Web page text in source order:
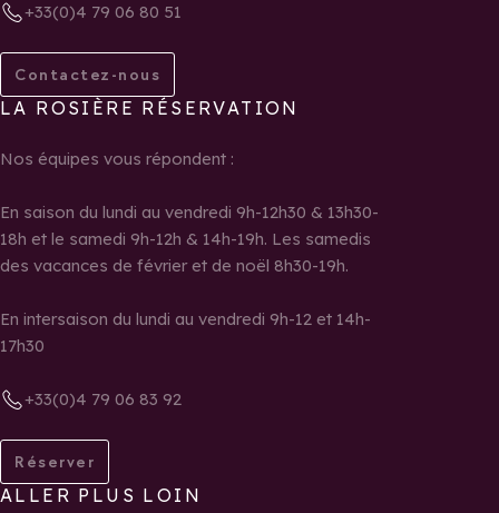
+33(0)4 79 06 80 51
Contactez-nous
LA ROSIÈRE RÉSERVATION
Nos équipes vous répondent :
En saison du lundi au vendredi 9h-12h30 & 13h30-
18h et le samedi 9h-12h & 14h-19h. Les samedis
des vacances de février et de noël 8h30-19h.
En intersaison du lundi au vendredi 9h-12 et 14h-
17h30
+33(0)4 79 06 83 92
Réserver
ALLER PLUS LOIN